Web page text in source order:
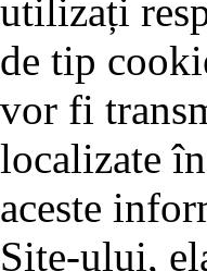
utilizați
de tip
vor fi
localizate
aceste
Site-ului,